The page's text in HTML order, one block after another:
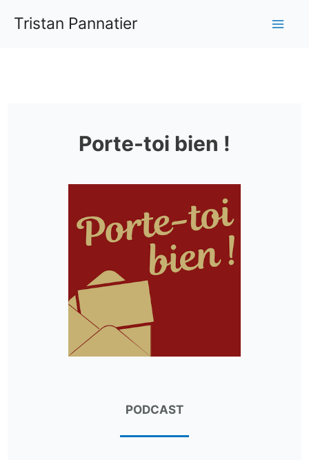
Tristan Pannatier
Porte-toi bien !
PODCAST